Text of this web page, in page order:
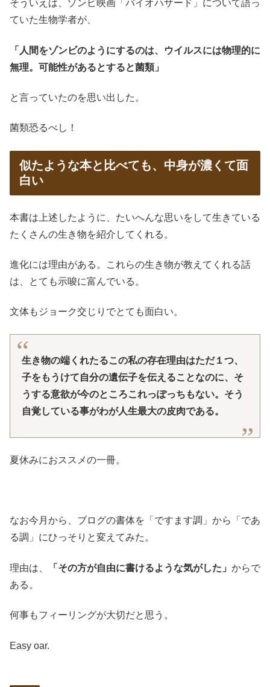
そういえば、ゾンビ映画「バイオハザード」について語っ
ていた生物学者が、
「人間をゾンビのようにするのは、ウイルスには物理的に
無理。可能性があるとすると菌類」
と言っていたのを思い出した。
菌類恐るべし！
似たような本と比べても、中身が濃くて面
白い
本書は上述したように、たいへんな思いをして生きている
たくさんの生き物を紹介してくれる。
進化には理由がある。これらの生き物が教えてくれる話
は、とても示唆に富んでいる。
文体もジョーク交じりでとても面白い。
生き物の端くれたるこの私の存在理由はただ１つ、
子をもうけて自分の遺伝子を伝えることなのに、そ
うする意欲が今のところこれっぽっちもない。そう
自覚している事がわが人生最大の皮肉である。
夏休みにおススメの一冊。
なお今月から、ブログの書体を「ですます調」から「であ
る調」にひっそりと変えてみた。
理由は、 「その方が自由に書けるような気がした」 からで
ある。
何事もフィーリングが大切だと思う。
Easy oar.